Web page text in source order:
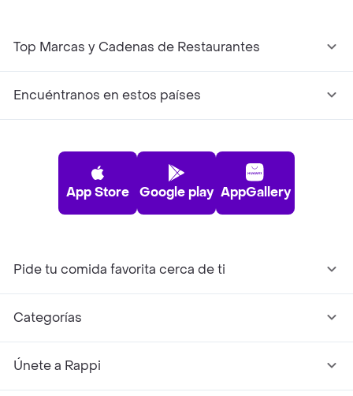
Top Marcas y Cadenas de Restaurantes
Encuéntranos en estos países
App Store Google play AppGallery
Pide tu comida favorita cerca de ti
Categorías
Únete a Rappi